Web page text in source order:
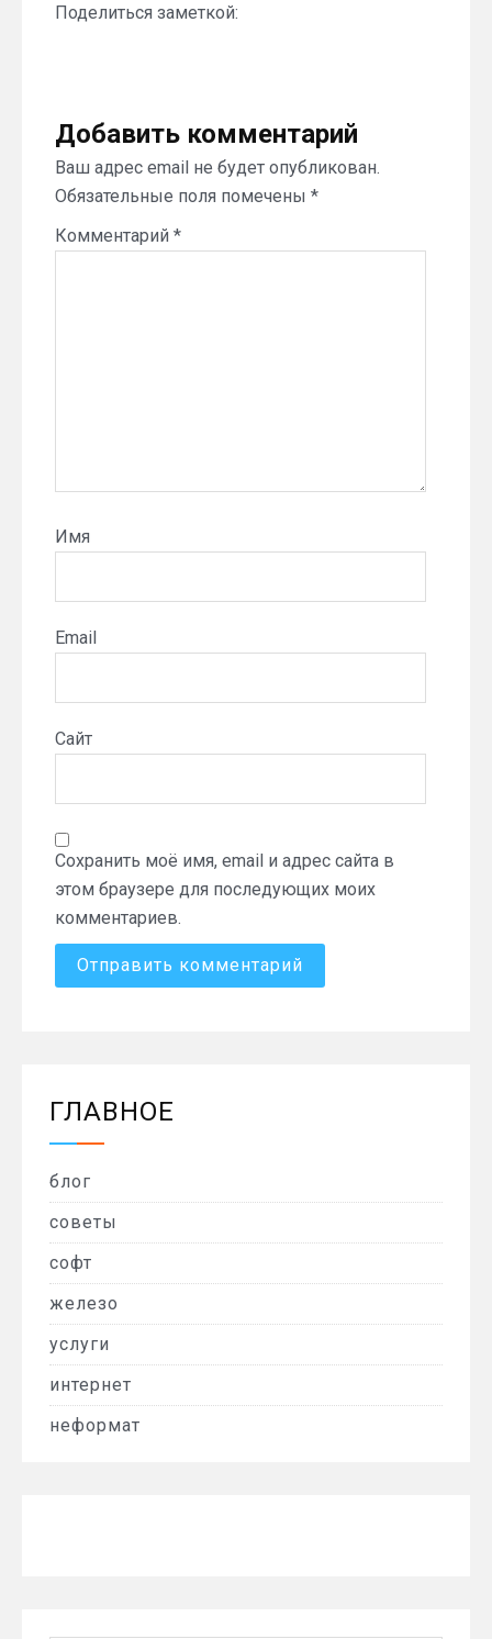
Поделиться заметкой:
Добавить комментарий
Ваш адрес email не будет опубликован.
Обязательные поля помечены *
Комментарий *
Имя
Email
Сайт
Сохранить моё имя, email и адрес сайта в
этом браузере для последующих моих
комментариев.
ГЛАВНОЕ
блог
советы
софт
железо
услуги
интернет
неформат